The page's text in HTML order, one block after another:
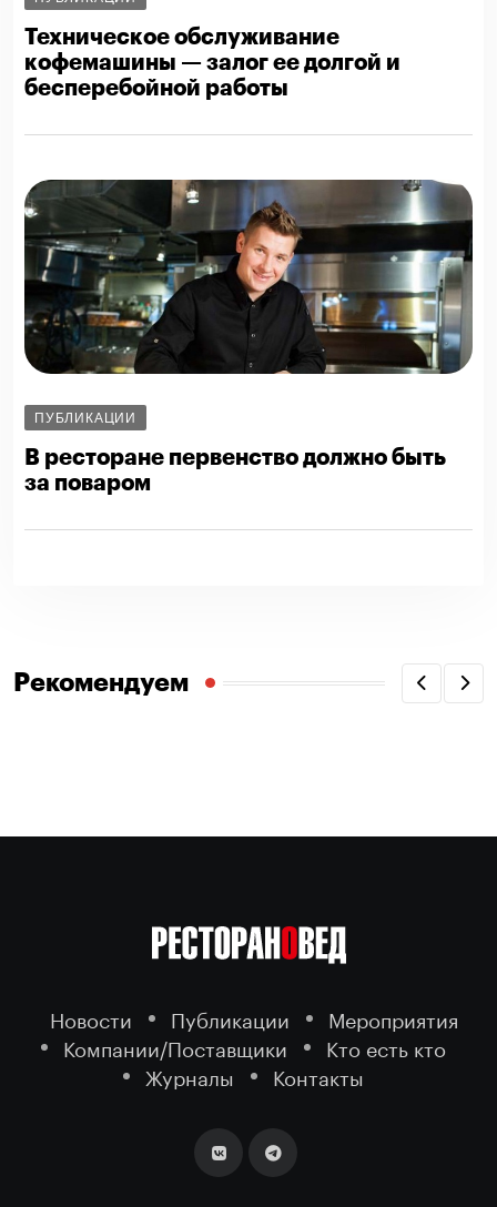
Техническое обслуживание
кофемашины — залог ее долгой и
бесперебойной работы
ПУБЛИКАЦИИ
В ресторане первенство должно быть
за поваром
Рекомендуем
Новости Публикации
Мероприятия
Компании/Поставщики
Кто есть кто
Журналы
Контакты